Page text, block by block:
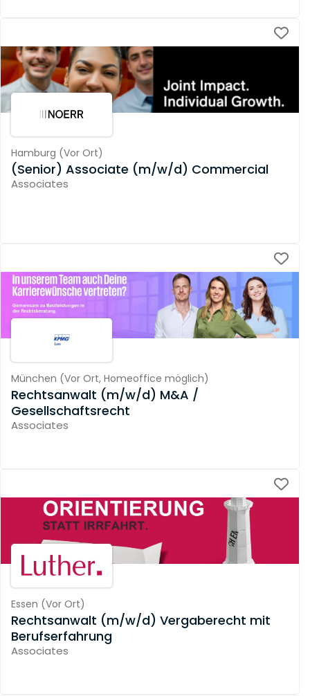
Hamburg (Vor Ort)
(Senior) Associate (m/w/d) Commercial
Associates
München (Vor Ort, Homeoffice möglich)
Rechtsanwalt (m/w/d) M&A /
Gesellschaftsrecht
Associates
Essen (Vor Ort)
Rechtsanwalt (m/w/d) Vergaberecht mit
Berufserfahrung
Associates